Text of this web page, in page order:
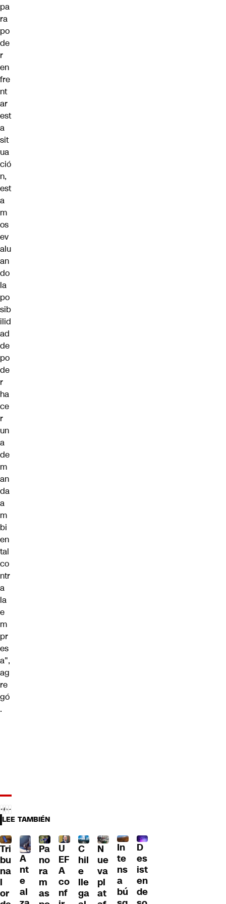
pa
ra
po
de
r
en
fre
nt
ar
est
a
sit
ua
ció
n,
est
a
m
os
ev
alu
an
do
la
po
sib
ilid
ad
de
po
de
r
ha
ce
r
un
a
de
m
an
da
a
m
bi
en
tal
co
ntr
a
la
e
m
pr
es
a",
ag
re
gó
.
LEE TAMBIÉN
Tri
bu
na
l
or
A
nt
e
al
Pa
no
ra
m
as
U
EF
A
co
nf
C
hil
e
lle
ga
N
ue
va
pl
at
In
te
ns
a
bú
D
es
ist
en
de